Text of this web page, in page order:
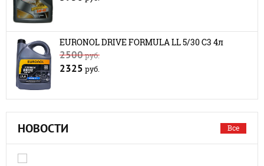
EURONOL DRIVE FORMULA LL 5/30 C3 4л
2500руб.
2325 руб.
НОВОСТИ Все